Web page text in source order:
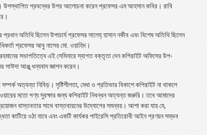
উপস্থাপিত প্রবন্ধের উপর আলোচনা করেন প্রফেসর এম আহসান কবির। রাবি
অতিথি ছিলেন উপাচার্য প্রফেসর সালেহ্ হাসান নকীব এবং বিশেষ অতিথি ছিলেন
প্রফেসর আবু নাসের মো. ওয়াহিদ।
সভাপতিত্বে এই সেমিনারে স্বাগত বক্তৃতা দেন কপিরাইট অফিসের উপ-
আঞ্জু ধন্যবাদ জ্ঞাপন করেন।
অত্যন্ত নিবিড়। সৃষ্টিশীলতা, মেধা ও প্রতিভার বিকাশে কপিরাইট না থাকলে
মতো পণ্য সুরক্ষার জন্য কপিরাইট নিবন্ধন অত্যন্ত জরুরি। তবে আমাদের
বাস্তবতার সাথে বাস্তবায়নের উদ্যোগের সমন্বয়। আশা করা যায় যে,
কাটিয়ে ওঠা যাবে এবং একটি কার্যকর পাইরেসি প্রতিরোধী আইন প্রণয়ন সম্ভব